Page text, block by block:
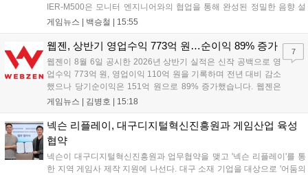
IER-M500은 모니터 엔지니어와의 협업을 통해 완성된 정밀한 음향 설
계와 뛰어난 수동 차음 성능을 갖춰, 외부 소음이 많은 환경에서도 디테
피팅 서포터를 적용해 장시간 착용 시에도 안정적이고 편안한 환경을 제
공한다....
게임뉴스 | 백승철 15:55
웹젠, 상반기 영업수익 773억 원…순이익 89% 증가
웹젠이 8월 6일 공시한 2026년 상반기 실적은 신작 공백으로 영
업수익 773억 원, 영업이익 110억 원을 기록하며 전년 대비 감소
했으나 당기순이익은 151억 원으로 89% 증가했습니다. 웹젠은
하반기부터 신작 공세를 예고하며 전략게임 '프로젝트 D1'의 정보
또한 '테르비스'는 일본 코미케에 출품하며 해외 시장 공략을 강화
합니다. 김태영 대표는 내년 신작 출시를 위해 하반기 적극적인
사업 일정을 추진하고 주주가치 제고에 힘쓰겠다고 밝혔습니
다....
게임뉴스 | 김병호 15:18
7
넥슨 리플레이, 대구디지털혁신진흥원과 게임산업 육성
협약
넥슨이 대구디지털혁신진흥원과 업무협약을 맺고 '넥슨 리플레이'를 통
한 지역 게임사 제작 지원에 나선다. 대구 소재 기업을 대상으로 '어둠의